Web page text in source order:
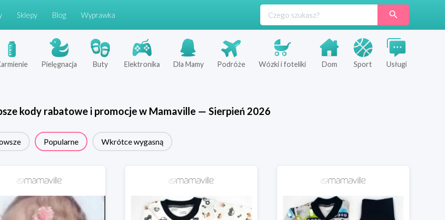
Sklepy Blog Wyprawka
Pielęgnacja Buty Elektronika Dla Mamy Podróże Wózki i foteliki Dom Sport Usługi
kody rabatowe i promocje w Mamaville— Sierpień 2026
Popularne Wkrótce wygasną